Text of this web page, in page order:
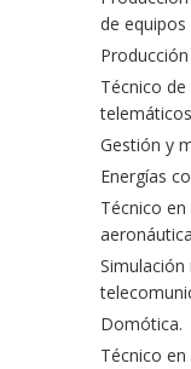
de
Técnico
Gestión y
Energías
Técnico
Domótica.
Técnico